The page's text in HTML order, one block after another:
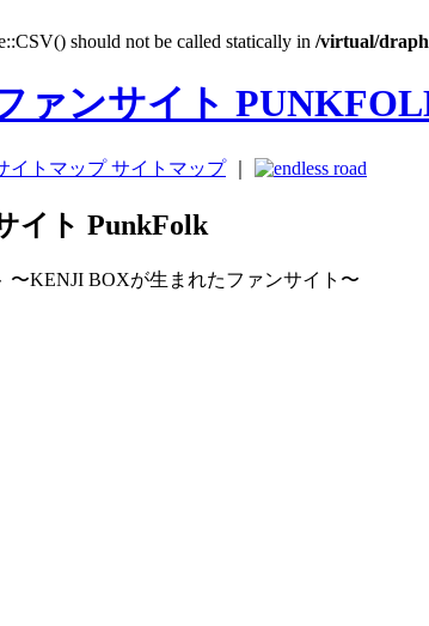
should not be called statically in /virtual/
サイトマップ｜
イト PunkFolk
〜KENJI BOXが生まれたファンサイト〜